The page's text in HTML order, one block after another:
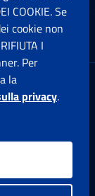
21
finestra
una nuova
Apre una
COOKIE. Se
cookie non
I
Per
la
privacy.